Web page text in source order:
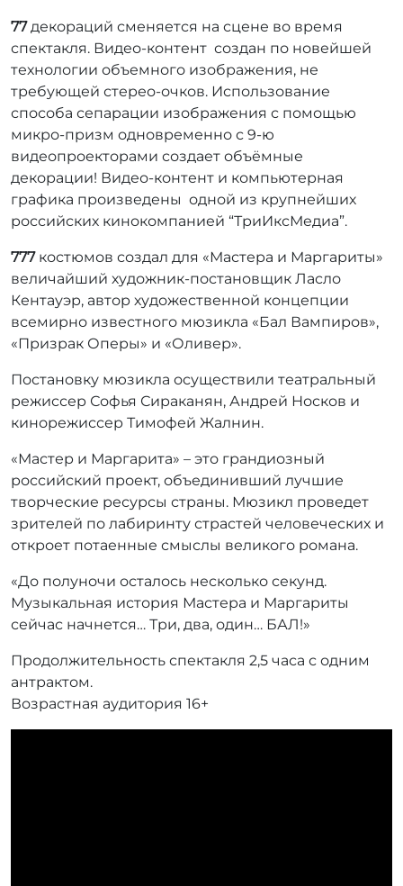
77декораций сменяется на сцене во время
спектакля. Видео-контент создан по новейшей
технологии объемного изображения, не
требующей стерео-очков. Использование
способа сепарации изображения с помощью
микро-призм одновременно с 9-ю
видеопроекторами создает объёмные
декорации! Видео-контент и компьютерная
графика произведены одной из крупнейших
российских кинокомпанией “ТриИксМедиа”.
777 костюмов создал для «Мастера и Маргариты»
величайший художник-постановщик Ласло
Кентауэр, автор художественной концепции
всемирно известного мюзикла «Бал Вампиров»,
«Призрак Оперы» и «Оливер».
Постановку мюзикла осуществили театральный
режиссер Софья Сираканян, Андрей Носков и
кинорежиссер Тимофей Жалнин.
«Мастер и Маргарита» – это грандиозный
российский проект, объединивший лучшие
творческие ресурсы страны. Мюзикл проведет
зрителей по лабиринту страстей человеческих и
откроет потаенные смыслы великого романа.
«До полуночи осталось несколько секунд.
Музыкальная история Мастера и Маргариты
сейчас начнется… Три, два, один… БАЛ!»
Продолжительность спектакля 2,5 часа с одним
антрактом.
Возрастная аудитория 16+